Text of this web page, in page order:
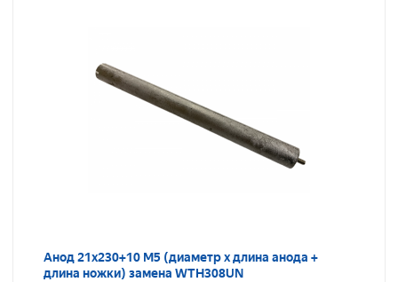
Анод 21х230+10 M5 (диаметр х длина анода +
длина ножки) замена WTH308UN